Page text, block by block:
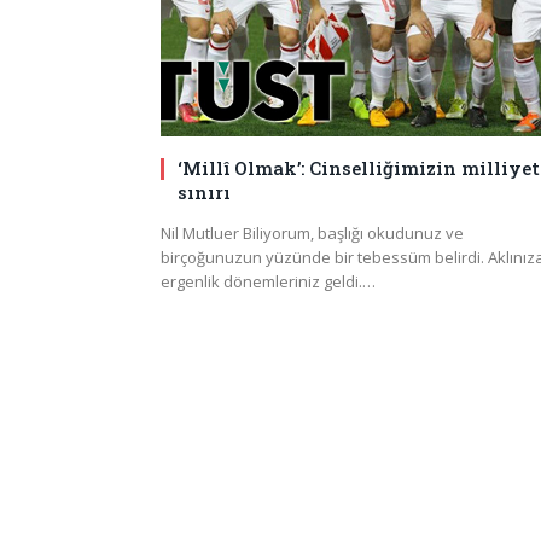
‘Millî Olmak’: Cinselliğimizin
sınırı
Nil Mutluer Biliyorum, başlığı okudunuz ve
birçoğunuzun yüzünde bir tebessüm belirdi.
ergenlik dönemleriniz geldi.…